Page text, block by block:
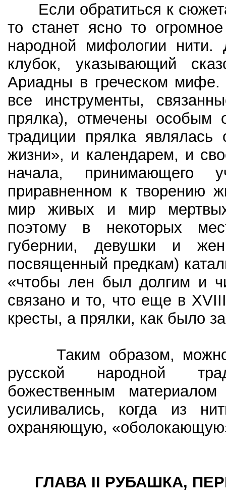
Если обратиться к
то станет ясно то
народной мифологии нити.
клубок, указывающий
Ариадны в греческом мифе.
все инструменты,
прялка), отмечены особым
традиции прялка
жизни», и календарем, и
начала, принимающего
приравненном к творению
мир живых и мир
поэтому в некоторых
губернии, девушки и
посвященный предкам)
«чтобы лен был долгим и
связано и то, что еще в
кресты, а прялки, как было
Таким образом, можно
русской народной
божественным
усиливались, когда из
охраняющую,
ГЛАВА II РУБАШКА,